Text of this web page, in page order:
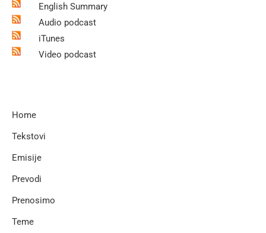
English Summary
Audio podcast
iTunes
Video podcast
Home
Tekstovi
Emisije
Prevodi
Prenosimo
Teme